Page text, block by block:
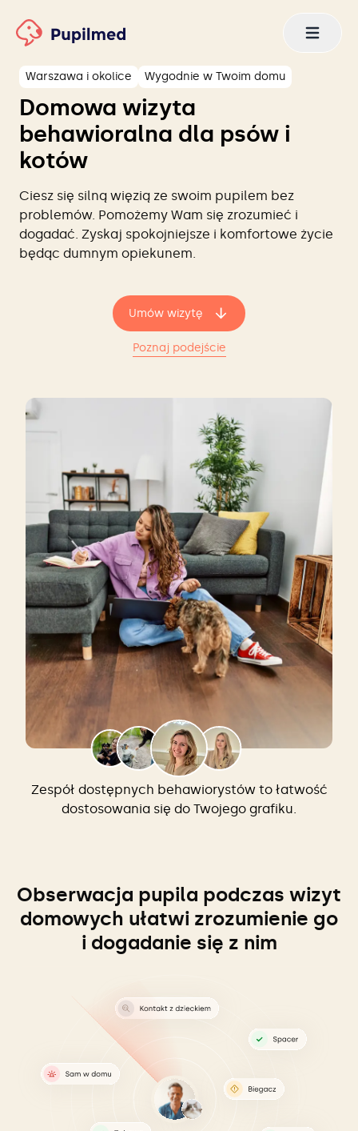
Warszawa i okolice Wygodnie w Twoim domu
Domowa wizyta
behawioralna dla psów i
kotów
Ciesz się silną więzią ze swoim pupilem bez
problemów. Pomożemy Wam się zrozumieć i
dogadać. Zyskaj spokojniejsze i komfortowe życie
będąc dumnym opiekunem.
Umów wizytę
Poznaj podejście
Zespół dostępnych behawiorystów to łatwość
dostosowania się do Twojego grafiku.
Obserwacja pupila podczas wizyt
domowych ułatwi zrozumienie go
i dogadanie się z nim